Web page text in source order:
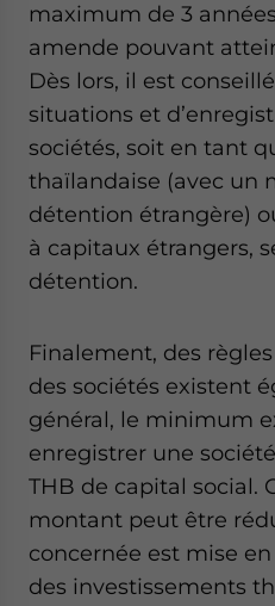
maximum de 3
amende pouvant
Dès lors, il est
situations et
sociétés, soit en tant
thaïlandaise (avec un
détention étrangère)
à capitaux étrangers,
détention.
Finalement, des
des sociétés existent
général, le minimum
enregistrer une
THB de capital social.
montant peut être
concernée est mise
des investissements